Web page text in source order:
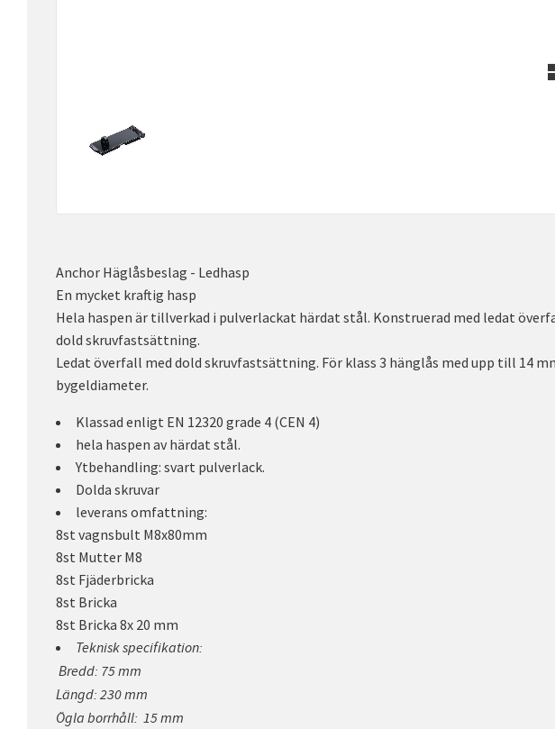
Anchor Häglåsbeslag - Ledhasp
En mycket kraftig hasp
Hela haspen är tillverkad i pulverlackat härdat stål. Konstruerad med ledat
dold skruvfastsättning.
Ledat överfall med dold skruvfastsättning. För klass 3 hänglås med upp till 14
bygeldiameter.
Klassad enligt EN 12320 grade 4 (CEN 4)
hela haspen av härdat stål.
Ytbehandling: svart pulverlack.
Dolda skruvar
leverans omfattning:
8st vagnsbult M8x80mm
8st Mutter M8
8st Fjäderbricka
8st Bricka
8st Bricka 8x 20 mm
Teknisk specifikation:
Bredd: 75 mm
Längd: 230 mm
Ögla borrhåll: 15 mm